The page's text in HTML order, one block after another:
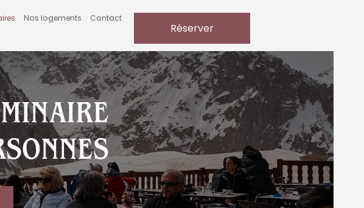
Nos logements Contact
Réserver